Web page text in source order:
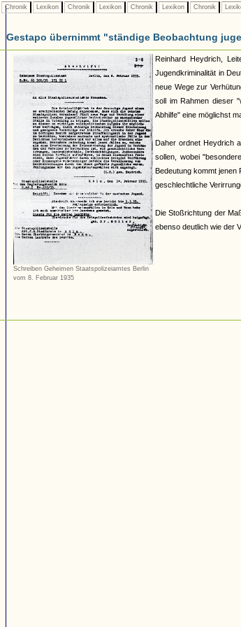
Chronik Lexikon Chronik Lexikon Chronik Lexikon Chronik
Gestapo übernimmt "ständige Beobachtung
Schreiben Geheimen Staatspolizeiamtes Berlin
vom 8. Februar 1935
Reinhard Heydrich,
Jugendkriminalität in
neue Wege zur
soll im Rahmen dieser
Abhilfe" eine möglichst
Daher ordnet Heydrich
sollen, wobei
Bedeutung kommt jenen
geschlechtliche
Die Stoßrichtung der
ebenso deutlich wie der